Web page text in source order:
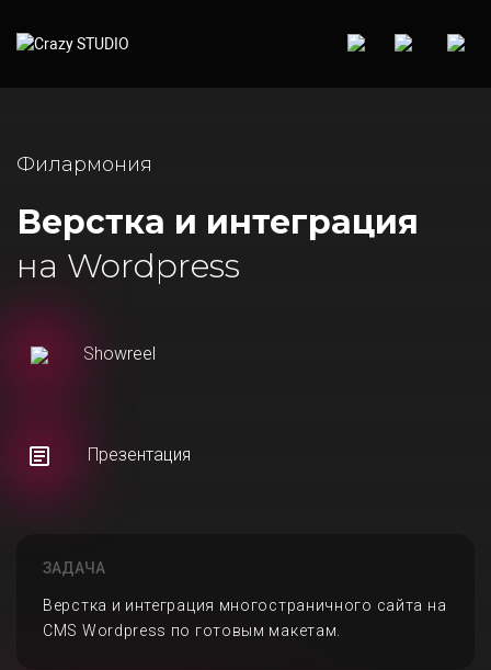
Филармония
Верстка и интеграция
на Wordpress
Showreel
Презентация
ЗАДАЧА
Верстка и интеграция многостраничного сайта на
CMS Wordpress по готовым макетам.